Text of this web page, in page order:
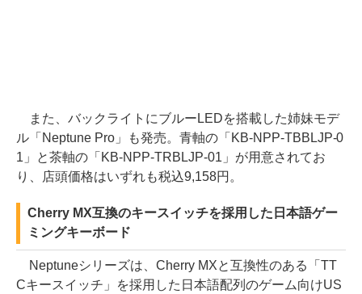
また、バックライトにブルーLEDを搭載した姉妹モデ
ル「Neptune Pro」も発売。青軸の「KB-NPP-TBBLJP-0
1」と茶軸の「KB-NPP-TRBLJP-01」が用意されてお
り、店頭価格はいずれも税込9,158円。
Cherry MX互換のキースイッチを採用した日本語ゲー
ミングキーボード
Neptuneシリーズは、Cherry MXと互換性のある「TT
Cキースイッチ」を採用した日本語配列のゲーム向けUS